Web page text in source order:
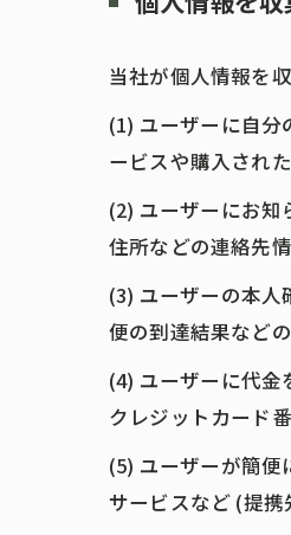
当社が個人情報を
(1) ユーザーに自
ービスや購入され
(2) ユーザーにお
住所などの連絡先
(3) ユーザーの本
便の到達結果など
(4) ユーザーに代
クレジットカード
(5) ユーザーが簡
サービスなど (提